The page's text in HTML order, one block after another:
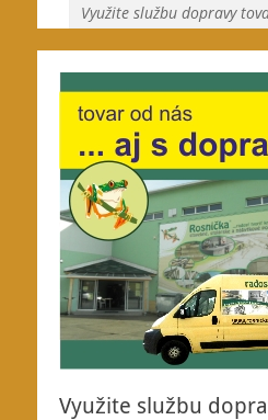
Využite službu dopravy
Využite službu